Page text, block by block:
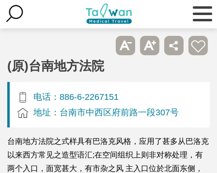
(原)台南地方法院
电话：886-6-2267151
地址：台南市中西区府前路一段307号
台南地方法院之式样具有巴洛克风格，应用了甚多从巴洛克
以来西方常见之造型语汇;在空间组织上则非对称处理，有
两个入口，面宽甚大，有市杂之风 主入口位於北面东侧，